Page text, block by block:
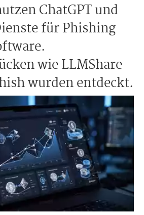
ChatGPT und
für Phishing
wie LLMShare
wurden entdeckt.